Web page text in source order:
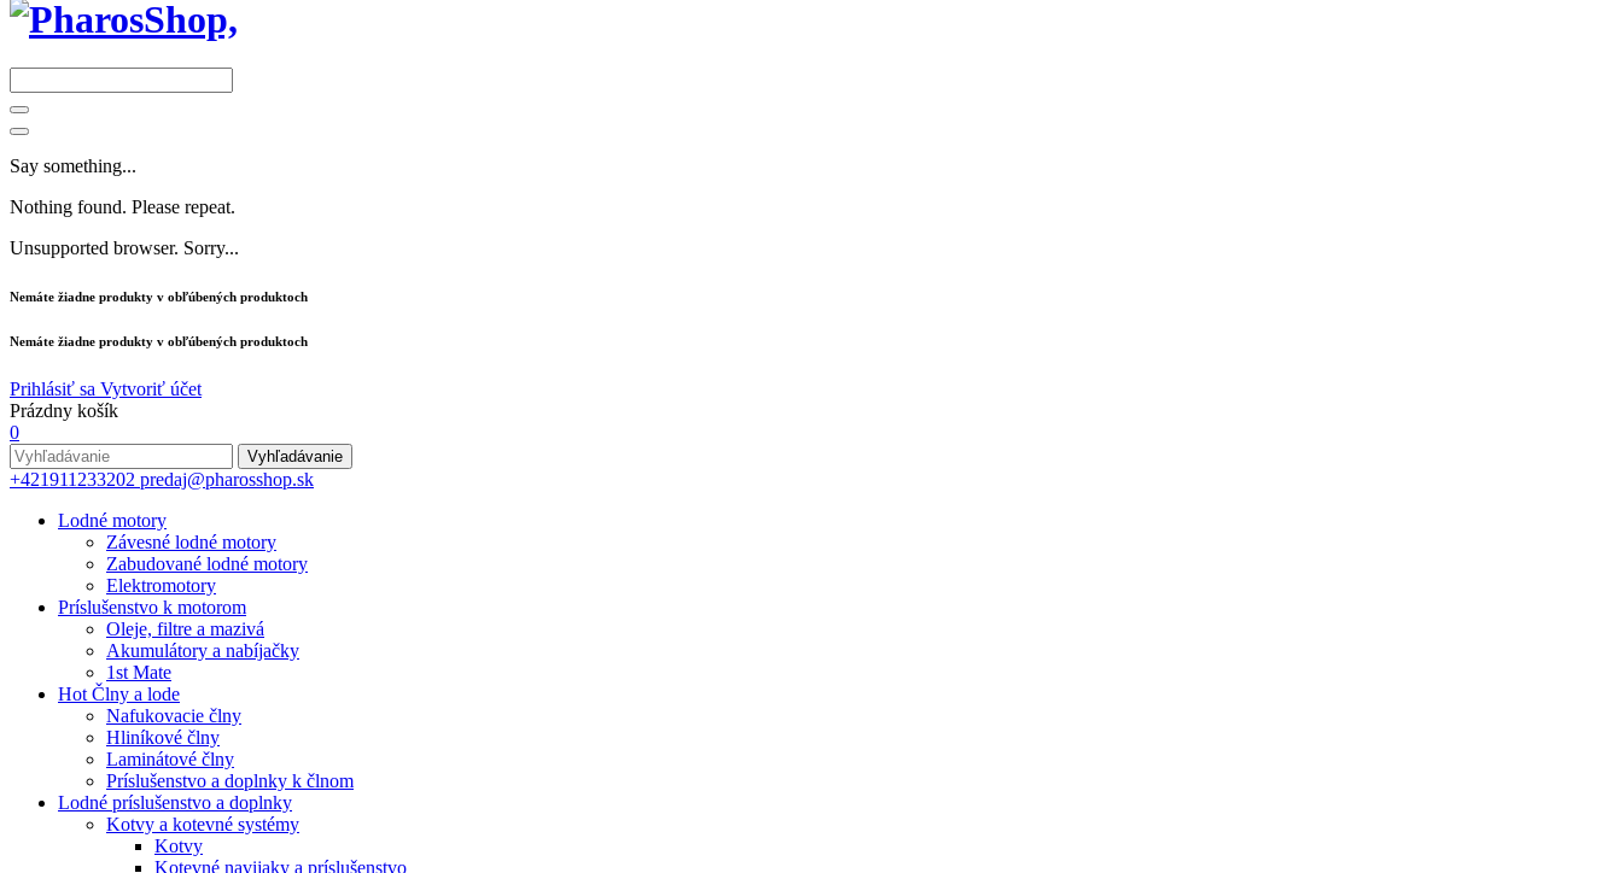
Say something...
Nothing found. Please repeat.
Unsupported browser. Sorry...
Nemáte žiadne produkty v obľúbených produktoch
Nemáte žiadne produkty v obľúbených produktoch
Prihlásiť sa Vytvoriť účet
Prázdny košík
0
Vyhľadávanie
+421911233202 predaj@pharosshop.sk
Lodné motory
Závesné lodné motory
Zabudované lodné motory
Elektromotory
Príslušenstvo k motorom
Oleje, filtre a mazivá
Akumulátory a nabíjačky
1st Mate
Hot Člny a lode
Nafukovacie člny
Hliníkové člny
Laminátové člny
Príslušenstvo a doplnky k člnom
Lodné príslušenstvo a doplnky
Kotvy a kotevné systémy
Kotvy
Kotevné navijaky a príslušenstvo